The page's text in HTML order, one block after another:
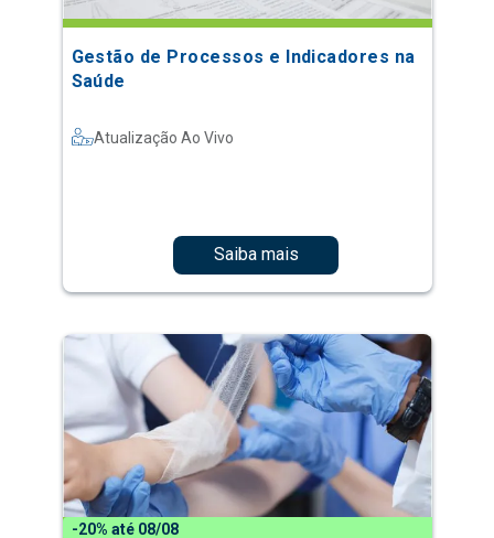
Gestão de Processos e Indicadores na
Saúde
Atualização Ao Vivo
Saiba mais
-20% até 08/08